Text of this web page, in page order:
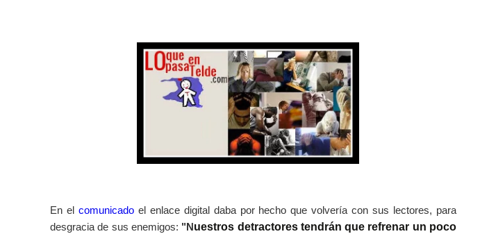
En el comunicadoel enlace digital daba por hecho que volvería con sus lectores, para
desgracia de sus enemigos: "Nuestros detractores tendrán que refrenar un poco